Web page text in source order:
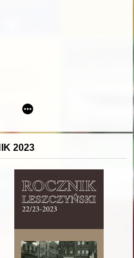
etiopskich do 1977 r., ze
2023